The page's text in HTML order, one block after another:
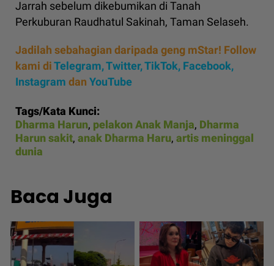
Jarrah sebelum dikebumikan di Tanah
Perkuburan Raudhatul Sakinah, Taman Selaseh.
Jadilah sebahagian daripada geng mStar! Follow
kami diTelegram,Twitter,TikTok, Facebook,
Instagram dan YouTube
Tags/Kata Kunci:
Dharma Harun, pelakon Anak Manja, Dharma
Harun sakit, anak Dharma Haru, artis meninggal
dunia
Baca Juga